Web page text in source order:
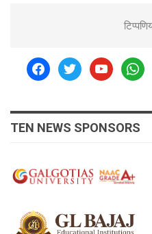
facebooktwitteryoutube
TEN NEWS SPONSORS